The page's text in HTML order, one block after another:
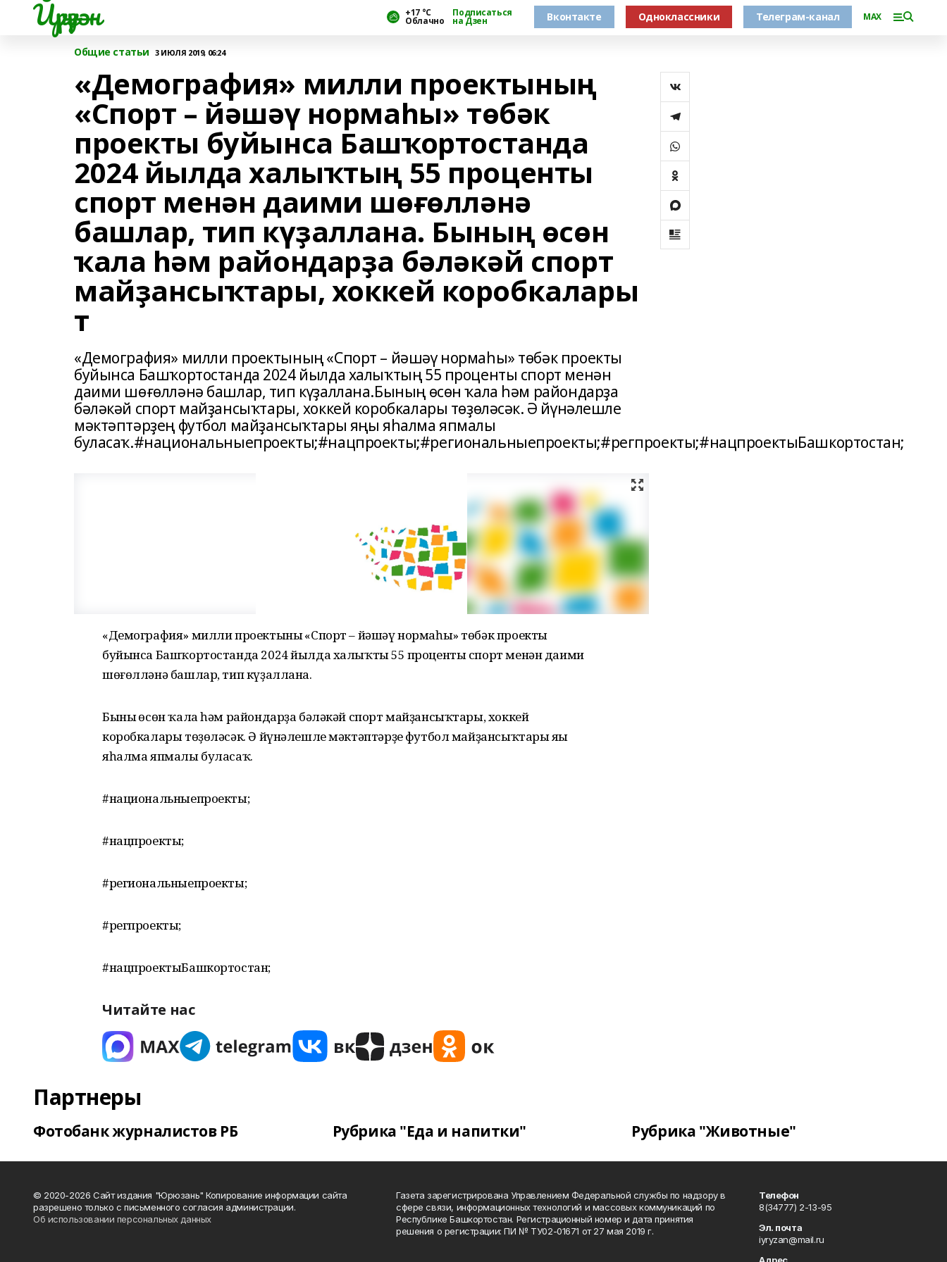
Йүрүҙән +17 °С
Облачно
Подписаться
на Дзен Вконтакте Одноклассники Телеграм-канал MAX
Общие статьи 3 ИЮЛЯ 2019, 06:24
«Демография» милли проектының
«Спорт – йәшәү нормаһы» төбәк
проекты буйынса Башҡортостанда
2024 йылда халыҡтың 55 проценты
спорт менән даими шөғөлләнә
башлар, тип күҙаллана. Бының өсөн
ҡала һәм райондарҙа бәләкәй спорт
майҙансыҡтары, хоккей коробкалары
т
«Демография» милли проектының «Спорт – йәшәү нормаһы» төбәк проекты
буйынса Башҡортостанда 2024 йылда халыҡтың 55 проценты спорт менән
даими шөғөлләнә башлар, тип күҙаллана.Бының өсөн ҡала һәм райондарҙа
бәләкәй спорт майҙансыҡтары, хоккей коробкалары төҙөләсәк. Ә йүнәлешле
мәктәптәрҙең футбол майҙансыҡтары яңы яһалма япмалы
буласаҡ.#национальныепроекты;#нацпроекты;#региональныепроекты;#регпроекты;#нацпроектыБашкортостан;
«Демография» милли проектының «Спорт – йәшәү нормаһы» төбәк проекты
буйынса Башҡортостанда 2024 йылда халыҡтың 55 проценты спорт менән даими
шөғөлләнә башлар, тип күҙаллана.
Бының өсөн ҡала һәм райондарҙа бәләкәй спорт майҙансыҡтары, хоккей
коробкалары төҙөләсәк. Ә йүнәлешле мәктәптәрҙең футбол майҙансыҡтары яңы
яһалма япмалы буласаҡ.
#национальныепроекты;
#нацпроекты;
#региональныепроекты;
#регпроекты;
#нацпроектыБашкортостан;
Читайте нас
Партнеры
Фотобанк журналистов РБ Рубрика "Еда и напитки" Рубрика "Животные"
© 2020-2026 Сайт издания "Юрюзань" Копирование информации сайта
разрешено только с письменного согласия администрации.
Об использовании персональных данных
Газета зарегистрирована Управлением Федеральной службы по надзору в
сфере связи, информационных технологий и массовых коммуникаций по
Республике Башкортостан. Регистрационный номер и дата принятия
решения о регистрации: ПИ № ТУ02-01671 от 27 мая 2019 г.
Телефон
8(34777) 2-13-95
Эл. почта
iyryzan@mail.ru